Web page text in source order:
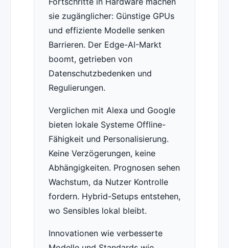
sie zugänglicher: Günstige GPUs
und effiziente Modelle senken
Barrieren. Der Edge-AI-Markt
boomt, getrieben von
Datenschutzbedenken und
Regulierungen.
Verglichen mit Alexa und Google
bieten lokale Systeme Offline-
Fähigkeit und Personalisierung.
Keine Verzögerungen, keine
Abhängigkeiten. Prognosen sehen
Wachstum, da Nutzer Kontrolle
fordern. Hybrid-Setups entstehen,
wo Sensibles lokal bleibt.
Innovationen wie verbesserte